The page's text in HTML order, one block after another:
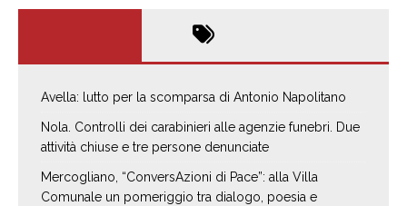
Avella: lutto per la scomparsa di Antonio Napolitano
Nola. Controlli dei carabinieri alle agenzie funebri. Due
attività chiuse e tre persone denunciate
Mercogliano, “ConversAzioni di Pace”: alla Villa
Comunale un pomeriggio tra dialogo, poesia e